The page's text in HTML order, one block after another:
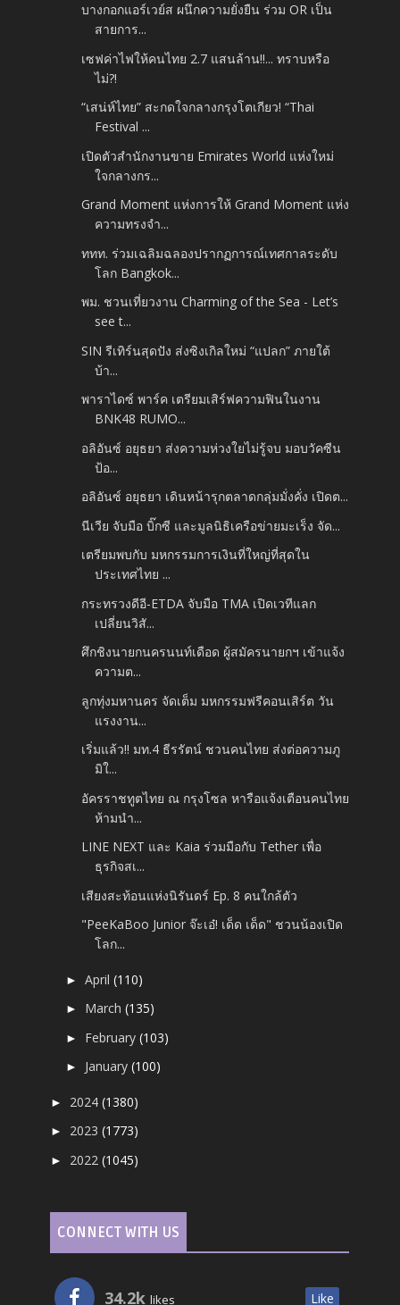
บางกอกแอร์เวย์ส ผนึกความยั่งยืน ร่วม OR เป็น
สายการ...
เซฟค่าไฟให้คนไทย 2.7 แสนล้าน!!... ทราบหรือ
ไม่?!
“เสน่ห์ไทย” สะกดใจกลางกรุงโตเกียว! “Thai
Festival ...
เปิดตัวสำนักงานขาย Emirates World แห่งใหม่
ใจกลางกร...
Grand Moment แห่งการให้ Grand Moment แห่ง
ความทรงจำ...
ททท. ร่วมเฉลิมฉลองปรากฏการณ์เทศกาลระดับ
โลก Bangkok...
พม. ชวนเที่ยวงาน Charming of the Sea - Let’s
see t...
SIN รีเทิร์นสุดปัง ส่งซิงเกิลใหม่ “แปลก” ภายใต้
บ้า...
พาราไดซ์ พาร์ค เตรียมเสิร์ฟความฟินในงาน
BNK48 RUMO...
อลิอันซ์ อยุธยา ส่งความห่วงใยไม่รู้จบ มอบวัคซีน
ป้อ...
อลิอันซ์ อยุธยา เดินหน้ารุกตลาดกลุ่มมั่งคั่ง เปิดต...
นีเวีย จับมือ บิ๊กซี และมูลนิธิเครือข่ายมะเร็ง จัด...
เตรียมพบกับ มหกรรมการเงินที่ใหญ่ที่สุดใน
ประเทศไทย ...
กระทรวงดีอี-ETDA จับมือ TMA เปิดเวทีแลก
เปลี่ยนวิสั...
ศึกชิงนายกนครนนท์เดือด ผู้สมัครนายกฯ เข้าแจ้ง
ความต...
ลูกทุ่งมหานคร จัดเต็ม มหกรรมฟรีคอนเสิร์ต วัน
แรงงาน...
เริ่มแล้ว!! มท.4 ธีรรัตน์ ชวนคนไทย ส่งต่อความภู
มิใ...
อัครราชทูตไทย ณ กรุงโซล หารือแจ้งเตือนคนไทย
ห้ามนำ...
LINE NEXT และ Kaia ร่วมมือกับ Tether เพื่อ
ธุรกิจสเ...
เสียงสะท้อนแห่งนิรันดร์ Ep. 8 คนใกล้ตัว
"PeeKaBoo Junior จ๊ะเอ๋! เด็ด เด็ด" ชวนน้องเปิด
โลก...
►April(110)
► March(135)
► February(103)
► January(100)
► 2024(1380)
► 2023(1773)
► 2022(1045)
CONNECT WITH US
34.2k likes Like